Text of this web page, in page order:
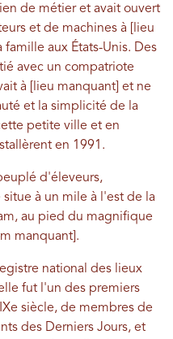
de métier et avait ouvert
et de machines à [lieu
aux États-Unis. Des
avec un compatriote
à [lieu manquant] et ne
et la simplicité de la
petite ville et en
en 1991.
d'éleveurs,
à un mile à l'est de la
au pied du magnifique
manquant].
national des lieux
fut l'un des premiers
siècle, de membres de
des Derniers Jours, et